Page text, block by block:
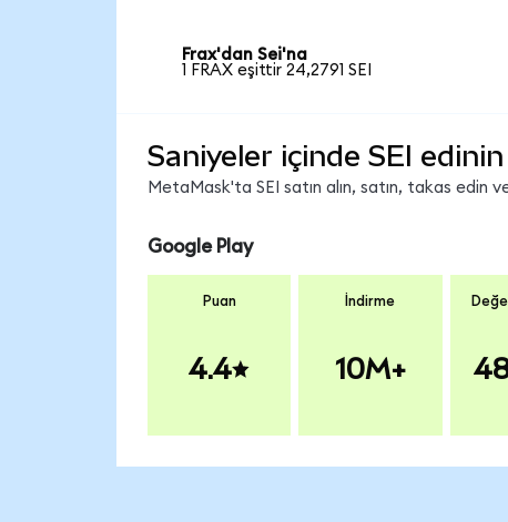
Frax'dan Sei'na
1 FRAX eşittir 24,2791 SEI
Saniyeler içinde SEI edinin
MetaMask'ta SEI satın alın, satın, takas edin
Google Play
Puan
4.4
İndirme
10M+